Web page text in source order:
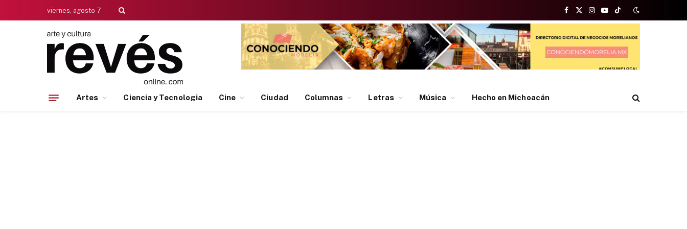
viernes, agosto 7
Facebook
X
(Twitter)
Instagram
YouTubeTikTok
Artes Ciencia y Tecnologia Cine Ciudad Columnas Letras Música Hecho en Michoacán